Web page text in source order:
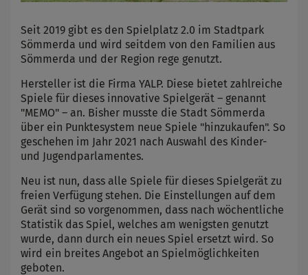
Seit 2019 gibt es den Spielplatz 2.0 im Stadtpark
Sömmerda und wird seitdem von den Familien aus
Sömmerda und der Region rege genutzt.
Hersteller ist die Firma YALP. Diese bietet zahlreiche
Spiele für dieses innovative Spielgerät – genannt
"MEMO" – an. Bisher musste die Stadt Sömmerda
über ein Punktesystem neue Spiele "hinzukaufen". So
geschehen im Jahr 2021 nach Auswahl des Kinder-
und Jugendparlamentes.
Neu ist nun, dass alle Spiele für dieses Spielgerät zu
freien Verfügung stehen. Die Einstellungen auf dem
Gerät sind so vorgenommen, dass nach wöchentliche
Statistik das Spiel, welches am wenigsten genutzt
wurde, dann durch ein neues Spiel ersetzt wird. So
wird ein breites Angebot an Spielmöglichkeiten
geboten.